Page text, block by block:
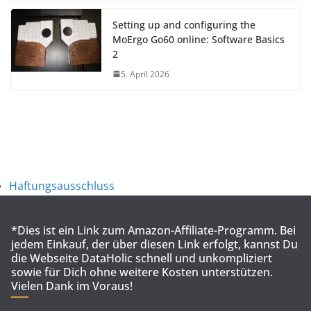
Setting up and configuring the
MoErgo Go60 online: Software Basics
2
5. April 2026
Haftungsausschluss
*Dies ist ein Link zum Amazon-Affiliate-Programm. Bei
jedem Einkauf, der über diesen Link erfolgt, kannst Du
die Webseite DataHolic schnell und unkompliziert
sowie für Dich ohne weitere Kosten unterstützen.
Vielen Dank im Voraus!